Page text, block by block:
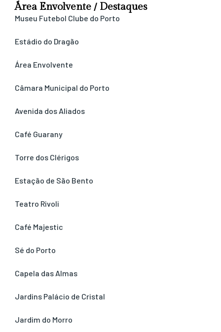
Área Envolvente / Destaques
Museu Futebol Clube do Porto
Estádio do Dragão
Área Envolvente
Câmara Municipal do Porto
Avenida dos Aliados
Café Guarany
Torre dos Clérigos
Estação de São Bento
Teatro Rivoli
Café Majestic
Sé do Porto
Capela das Almas
Jardins Palácio de Cristal
Jardim do Morro